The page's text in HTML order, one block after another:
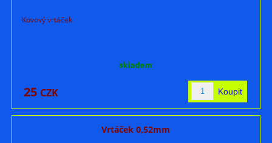
Kovový vrtáček
skladem
25 CZK
Vrtáček 0,52mm